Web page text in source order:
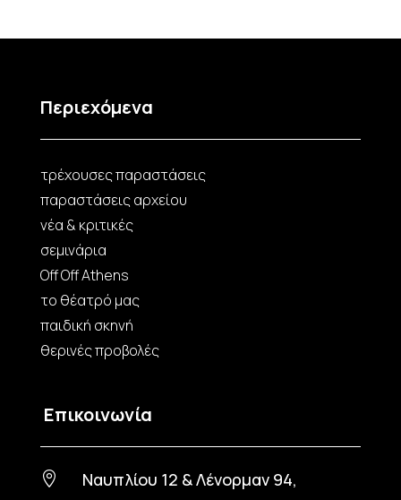
Περιεχόμενα
τρέχουσες παραστάσεις
παραστάσεις αρχείου
νέα & κριτικές
σεμινάρια
Off Off Athens
το θέατρό μας
παιδική σκηνή
θερινές προβολές
Επικοινωνία
 Ναυπλίου 12 & Λένορμαν 94,